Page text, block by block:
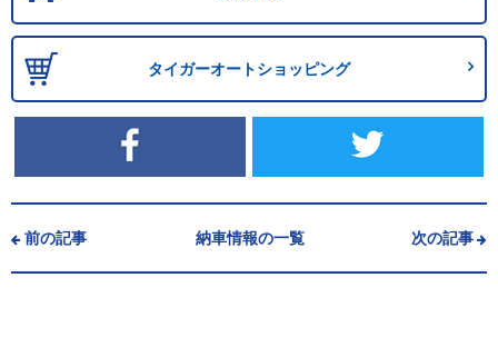
タイガーオートショッピング
前の記事 納車情報の一覧 次の記事